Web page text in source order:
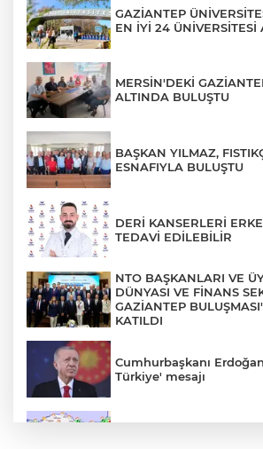
GAZİANTEP
EN İYİ 24 ÜNİVERSİTESİ
MERSİN'DEKİ
ALTINDA BULUŞTU
BAŞKAN YILMAZ,
ESNAFIYLA BULUŞTU
DERİ KANSERLERİ
TEDAVİ EDİLEBİLİR
NTO BAŞKANLARI VE
DÜNYASI VE FİNANS
GAZİANTEP
KATILDI
Cumhurbaşkanı
Türkiye' mesajı